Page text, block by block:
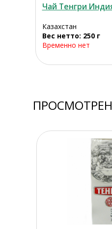
Чай Тенгри
Казахстан
Вес нетто: 250 г
Временно нет